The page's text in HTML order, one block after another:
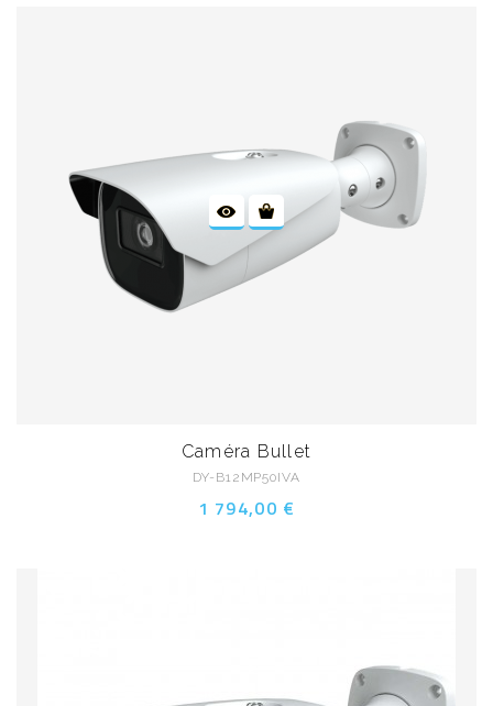
Caméra Bullet
DY-B12MP50IVA
1 794,00 €